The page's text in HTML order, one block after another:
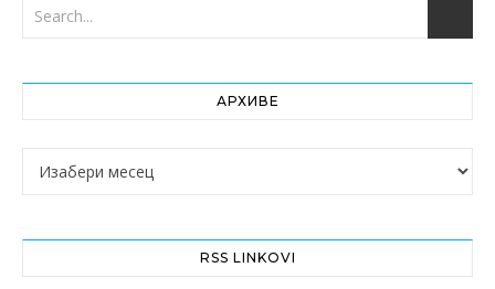
АРХИВЕ
Архиве
RSS LINKOVI